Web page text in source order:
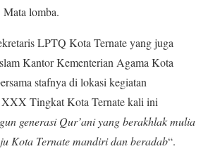
Mata lomba.
LPTQ Kota Ternate yang juga
Kantor Kementerian Agama Kota
stafnya di lokasi kegiatan
Tingkat Kota Ternate kali ini
generasi Qur’ani yang berakhlak mulia
Kota Ternate mandiri dan beradab“.